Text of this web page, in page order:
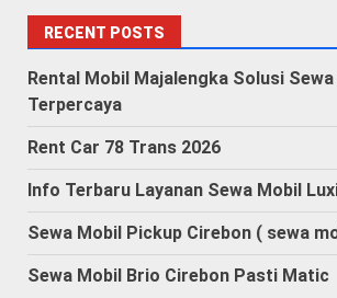
RECENT POSTS
Rental Mobil Majalengka Solusi
Terpercaya
Rent Car 78 Trans 2026
Info Terbaru Layanan Sewa Mobil
Sewa Mobil Pickup Cirebon ( sewa
Sewa Mobil Brio Cirebon Pasti Matic